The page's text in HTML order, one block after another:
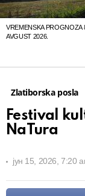
VREMENSKA PROGNOZA
AVGUST 2026.
Zlatiborska posla
Festival
NaTura
јун 15, 2026, 7:20